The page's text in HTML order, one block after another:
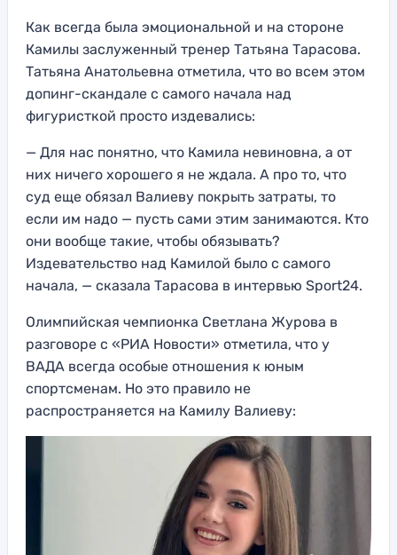
Как всегда была эмоциональной и на стороне
Камилы заслуженный тренер Татьяна Тарасова.
Татьяна Анатольевна отметила, что во всем этом
допинг-скандале с самого начала над
фигуристкой просто издевались:
— Для нас понятно, что Камила невиновна, а от
них ничего хорошего я не ждала. А про то, что
суд еще обязал Валиеву покрыть затраты, то
если им надо — пусть сами этим занимаются. Кто
они вообще такие, чтобы обязывать?
Издевательство над Камилой было с самого
начала, — сказала Тарасова в интервью Sport24.
Олимпийская чемпионка Светлана Журова в
разговоре с «РИА Новости» отметила, что у
ВАДА всегда особые отношения к юным
спортсменам. Но это правило не
распространяется на Камилу Валиеву: